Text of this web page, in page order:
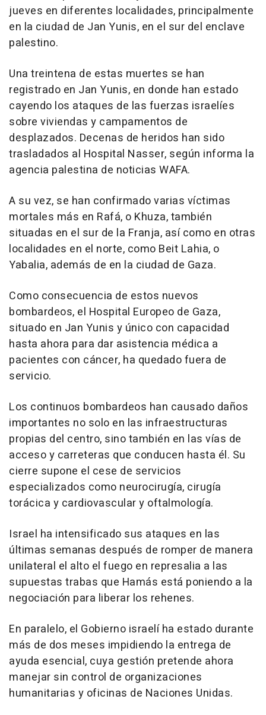
jueves en diferentes localidades, principalmente
en la ciudad de Jan Yunis, en el sur del enclave
palestino.
Una treintena de estas muertes se han
registrado en Jan Yunis, en donde han estado
cayendo los ataques de las fuerzas israelíes
sobre viviendas y campamentos de
desplazados. Decenas de heridos han sido
trasladados al Hospital Nasser, según informa la
agencia palestina de noticias WAFA.
A su vez, se han confirmado varias víctimas
mortales más en Rafá, o Khuza, también
situadas en el sur de la Franja, así como en otras
localidades en el norte, como Beit Lahia, o
Yabalia, además de en la ciudad de Gaza.
Como consecuencia de estos nuevos
bombardeos, el Hospital Europeo de Gaza,
situado en Jan Yunis y único con capacidad
hasta ahora para dar asistencia médica a
pacientes con cáncer, ha quedado fuera de
servicio.
Los continuos bombardeos han causado daños
importantes no solo en las infraestructuras
propias del centro, sino también en las vías de
acceso y carreteras que conducen hasta él. Su
cierre supone el cese de servicios
especializados como neurocirugía, cirugía
torácica y cardiovascular y oftalmología.
Israel ha intensificado sus ataques en las
últimas semanas después de romper de manera
unilateral el alto el fuego en represalia a las
supuestas trabas que Hamás está poniendo a la
negociación para liberar los rehenes.
En paralelo, el Gobierno israelí ha estado durante
más de dos meses impidiendo la entrega de
ayuda esencial, cuya gestión pretende ahora
manejar sin control de organizaciones
humanitarias y oficinas de Naciones Unidas.